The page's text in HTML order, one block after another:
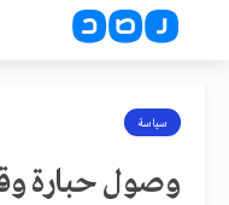
سياسة
وصول حبارة